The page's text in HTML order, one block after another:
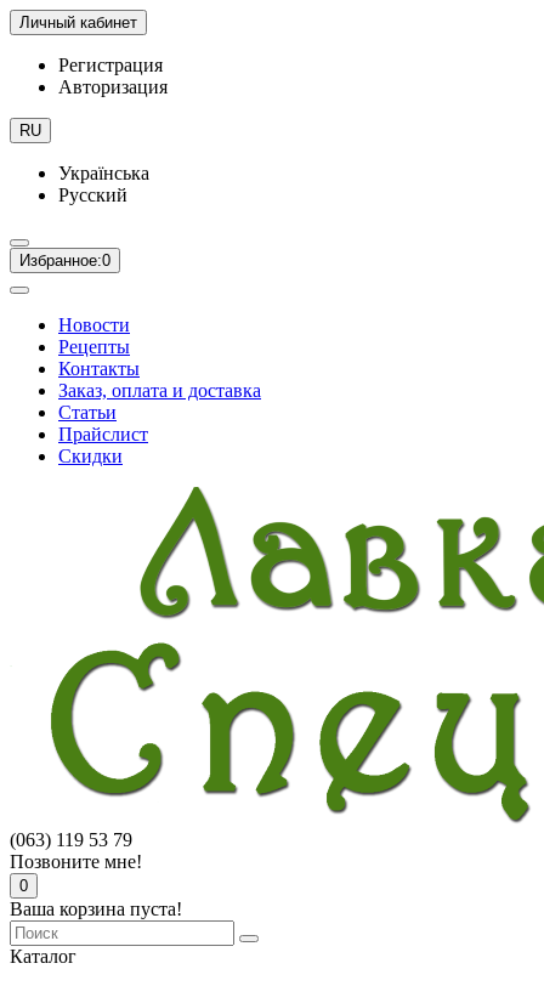
Личный кабинет
Регистрация
Авторизация
RU
Українська
Русский
Избранное:0
Новости
Рецепты
Контакты
Заказ, оплата и доставка
Статьи
Прайслист
Скидки
(063) 119 53 79
Позвоните мне!
0
Ваша корзина пуста!
Каталог